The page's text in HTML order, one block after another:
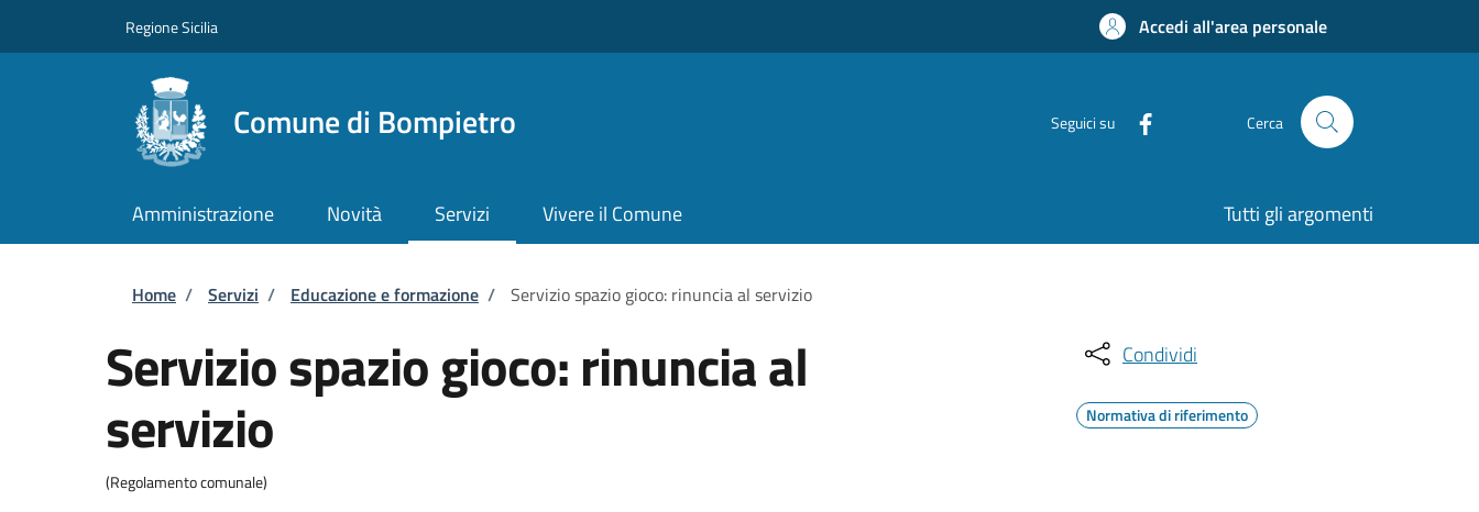
Regione Sicilia Accedi all'area personale
Comune di Bompietro Seguici su Cerca
Amministrazione Novità Servizi Vivere il Comune Tutti gli argomenti
Briciole di pane
Home / Servizi / Educazione e formazione / Servizio spazio gioco: rinuncia al servizio
Servizio spazio gioco: rinuncia al
servizio
(Regolamento comunale)
Condividi
Normativa di riferimento